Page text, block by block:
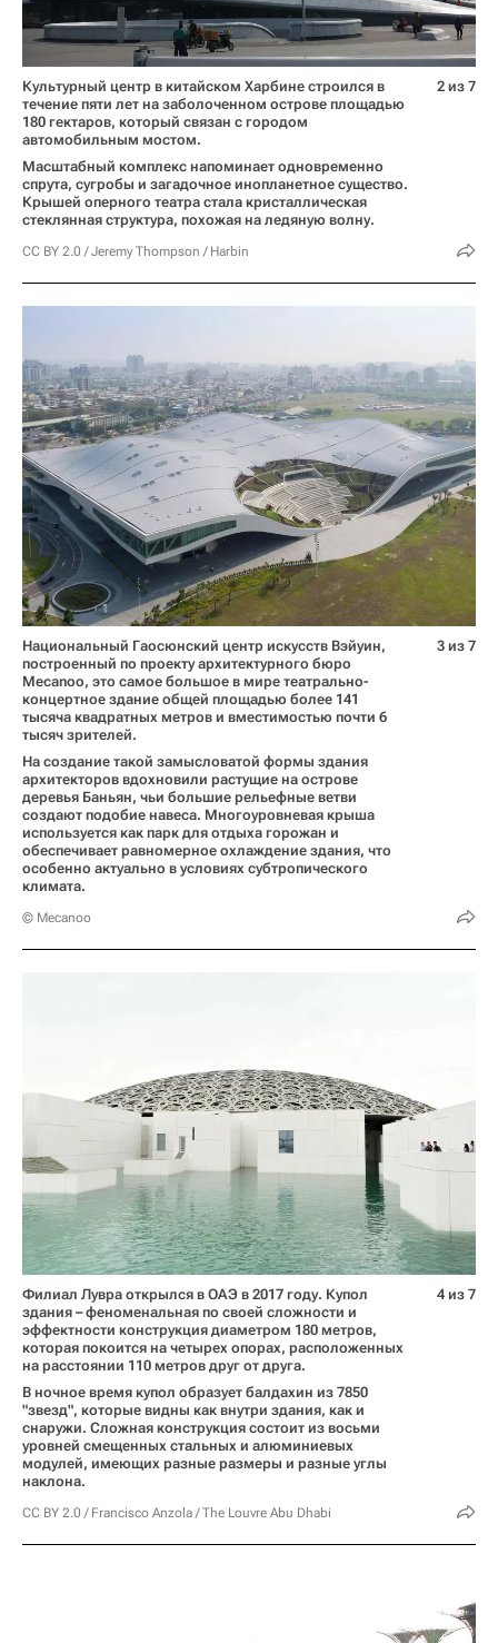
Культурный центр в китайском Харбине строился в
течение пяти лет на заболоченном острове площадью
180 гектаров, который связан с городом
автомобильным мостом.
Масштабный комплекс напоминает одновременно
спрута, сугробы и загадочное инопланетное существо.
Крышей оперного театра стала кристаллическая
стеклянная структура, похожая на ледяную волну.
CC BY 2.0 /Jeremy Thompson / Harbin
2 из 7
Национальный Гаосюнский центр искусств Вэйуин,
построенный по проекту архитектурного бюро
Mecanoo, это самое большое в мире театрально-
концертное здание общей площадью более 141
тысяча квадратных метров и вместимостью почти 6
тысяч зрителей.
На создание такой замысловатой формы здания
архитекторов вдохновили растущие на острове
деревья Баньян, чьи большие рельефные ветви
создают подобие навеса. Многоуровневая крыша
используется как парк для отдыха горожан и
обеспечивает равномерное охлаждение здания, что
особенно актуально в условиях субтропического
климата.
© Mecanoo
3 из 7
Филиал Лувра открылся в ОАЭ в 2017 году. Купол
здания – феноменальная по своей сложности и
эффектности конструкция диаметром 180 метров,
которая покоится на четырех опорах, расположенных
на расстоянии 110 метров друг от друга.
В ночное время купол образует балдахин из 7850
"звезд", которые видны как внутри здания, как и
снаружи. Сложная конструкция состоит из восьми
уровней смещенных стальных и алюминиевых
модулей, имеющих разные размеры и разные углы
наклона.
CC BY 2.0 / Francisco Anzola /The Louvre Abu Dhabi
4 из 7